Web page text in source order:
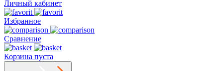
Личный кабинет
Избранное
Сравнение
Корзина пуста